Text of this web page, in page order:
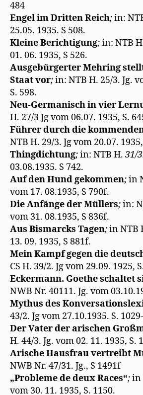
484
Engel im Dritten Reich;in:
25.05. 1935. S 508.
Kleine Berichtigung;in: NTB
01. 06. 1935, S 526.
Ausgebürgerter Mehring
Staat vor;in: NTB H. 25/3. Jg.
S. 598.
Neu-Germanisch in vier
H. 27/3 Jg vom 06.07. 1935, S.
Führer durch die
NTB H. 29/3. Jg vom 20.07.
Thingdichtung;in: NTB H. 31/
03.08.1935. S 742.
Auf den Hund gekommen;in
vom 17. 08.1935, S 790f.
Die Anfänge der Müllers;in:
vom 31. 08.1935, S 836f.
Aus Bismarcks Tagen;in NTB
13. 09. 1935, S 881f.
Mein Kampf gegen die
CS H. 39/2. Jg vom 29.09. 1925,
Eckermann. Goethe schaltet
NWB Nr. 40111. Jg. vom
Mythus des
43/2. Jg vom 27.10.1935. S.
Der Vater der arischen
H. 44/3. Jg. vom 02. 11. 1935, S.
Arische Hausfrau vertreibt
NWB Nr. 47/31. Jg., S 1491f
„Probleme de deux Races“;in
vom 30. 11. 1935, S. 1150.